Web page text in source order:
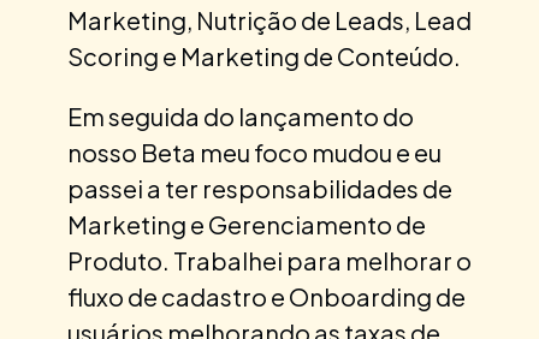
Marketing, Nutrição de Leads, Lead
Scoring e Marketing de Conteúdo.
Em seguida do lançamento do
nosso Beta meu foco mudou e eu
passei a ter responsabilidades de
Marketing e Gerenciamento de
Produto. Trabalhei para melhorar o
fluxo de cadastro e Onboarding de
usuários melhorando as taxas de